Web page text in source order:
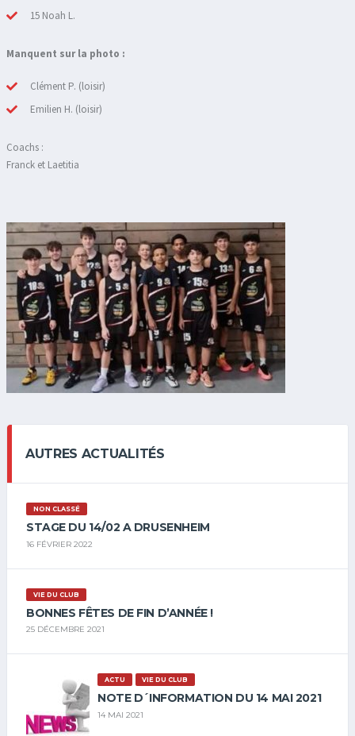
15 Noah L.
Manquent sur la photo :
Clément P. (loisir)
Emilien H. (loisir)
Coachs :
Franck et Laetitia
AUTRES ACTUALITÉS
NON CLASSÉ
STAGE DU 14/02 A DRUSENHEIM
16 FÉVRIER 2022
VIE DU CLUB
BONNES FÊTES DE FIN D’ANNÉE !
25 DÉCEMBRE 2021
ACTU VIE DU CLUB
NOTE D´INFORMATION DU 14 MAI 2021
14 MAI 2021